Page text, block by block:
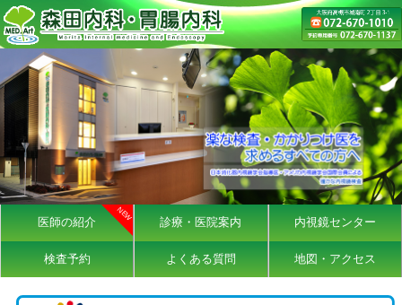
医師の紹介 診療・医院案内 内視鏡センター
検査予約 よくある質問 地図・アクセス